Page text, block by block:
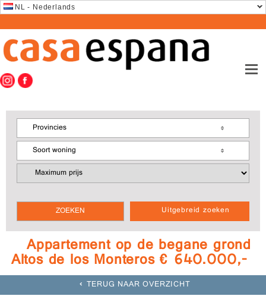
NL - Nederlands
Uitgebreid zoeken
Provincies
Soort woning
Appartement op de begane grond
Altos de los Monteros € 640.000,-
TERUG NAAR OVERZICHT